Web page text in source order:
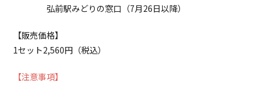
弘前駅みどりの窓口（7月26日以降）
【販売価格】
1セット2,560円（税込）
【注意事項】